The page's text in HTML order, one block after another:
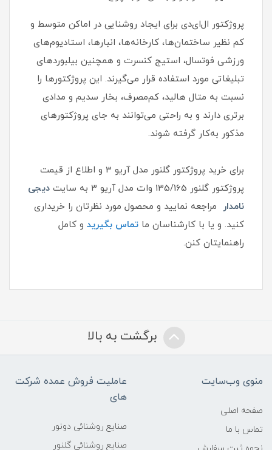
پروژکتور ‌ال‌ای‌دی برای ایجاد روشنایی در اماکن متوسط و
کم نظیر ساختمان‌ها، کارخانه‌ها، انبارها، استادیوم‌های
ورزشی فوتسال، استیج کنسرت و همچنین بیلبوردهای
تبلیغاتی مورد استفاده قرار می‌گیرند. این پروژکتورها را
نسبت به متال‌ هالید، کم‌مصرف، بخار سدیم و مدادی
برتری دارند و به راحتی می‌توانند به جای پروژکتورهای
مذکور به‌کار گرفته شوند.
برای خرید پروژکتور گلنور مدل آریو 3 و اطلاع از قیمت
پروژکتور گلنور 135/165 وات مدل آریو 3 به سایت
دیجی
نامدار
مراجعه نمایید و محصول مورد نظرتان را خریداری
کنید. و یا با کارشناسان ما تماس بگیرید و کامل
راهنمایتان کنن.
برگشت به بالا
منوی وب‌سایت
صفحه اصلی
تماس با ما
عاملیت فروش عمده شرکت
های
صنایع روشنائی دونور
صنایع روشنائی گلنور